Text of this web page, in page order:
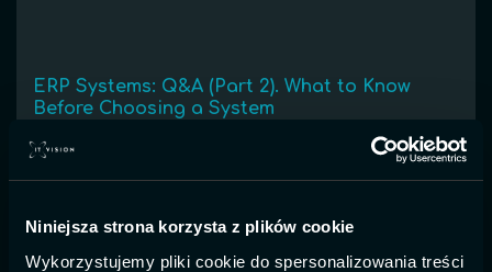
Niniejsza strona korzysta z plików cookie
Wykorzystujemy pliki cookie do spersonalizowania treści
ERP Systems: Q&A (Part 2). What to Know
Before Choosing a System
Discover answers to the most common questions about ERP
systems. This article will help you understand what an ERP
system is and how it works.
February 10th 2026
GO TO ARTICLE